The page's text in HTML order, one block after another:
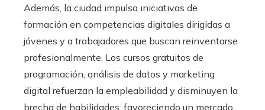
Además, la ciudad impulsa iniciativas de
formación en competencias digitales dirigidas a
jóvenes y a trabajadores que buscan reinventarse
profesionalmente. Los cursos gratuitos de
programación, análisis de datos y marketing
digital refuerzan la empleabilidad y disminuyen la
brecha de habilidades, favoreciendo un mercado